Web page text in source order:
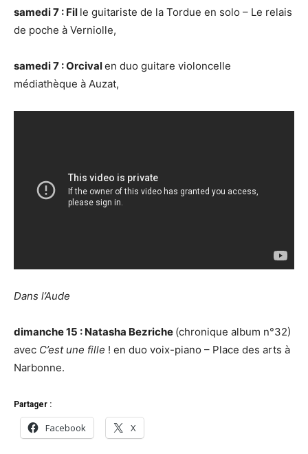
samedi7 : Fil le guitariste de la Tordue en solo – Le relais
de poche à Verniolle,
samedi 7 : Orcivalen duo guitare violoncelle
médiathèque à Auzat,
Dans l’Aude
dimanche 15 : Natasha Bezriche (chronique album n°32)
avec C’est une fille ! en duo voix-piano – Place des arts à
Narbonne.
Partager :
Facebook X